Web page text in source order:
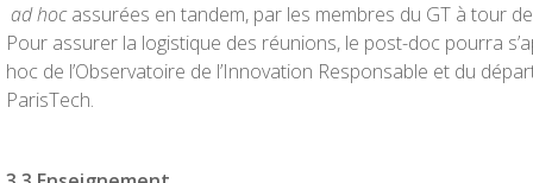
ad hocassurées en tandem, par les membres du GT à tour
Pour assurer la logistique des réunions, le post-doc pourra
hoc de l’Observatoire de l’Innovation Responsable et du
ParisTech.